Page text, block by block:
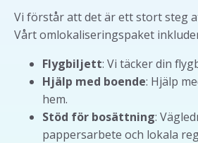
Vi förstår att det är ett stort steg
Vårt omlokaliseringspaket
Flygbiljett: Vi täcker din
Hjälp med boende: Hjälp
hem.
Stöd för bosättning:
pappersarbete och lokala